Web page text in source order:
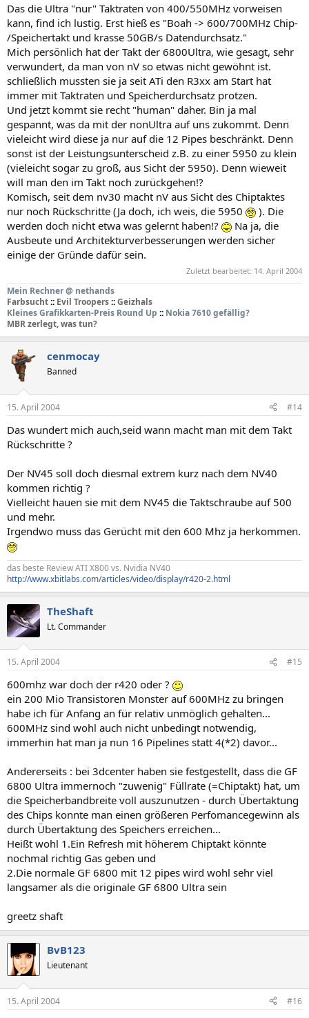
Das die Ultra "nur" Taktraten von 400/550MHz vorweisen
kann, find ich lustig. Erst hieß es "Boah -> 600/700MHz Chip-
/Speichertakt und krasse 50GB/s Datendurchsatz."
Mich persönlich hat der Takt der 6800Ultra, wie gesagt, sehr
verwundert, da man von nV so etwas nicht gewöhnt ist.
schließlich mussten sie ja seit ATi den R3xx am Start hat
immer mit Taktraten und Speicherdurchsatz protzen.
Und jetzt kommt sie recht "human" daher. Bin ja mal
gespannt, was da mit der nonUltra auf uns zukommt. Denn
vieleicht wird diese ja nur auf die 12 Pipes beschränkt. Denn
sonst ist der Leistungsunterscheid z.B. zu einer 5950 zu klein
(vieleicht sogar zu groß, aus Sicht der 5950). Denn wieweit
will man den im Takt noch zurückgehen!?
Komisch, seit dem nv30 macht nV aus Sicht des Chiptaktes
nur noch Rückschritte (Ja doch, ich weis, die 5950
). Die
werden doch nicht etwa was gelernt haben!?
Na ja, die
Ausbeute und Architekturverbesserungen werden sicher
einige der Gründe dafür sein.
Zuletzt bearbeitet: 14. April 2004
Mein Rechner @ nethands
Farbsucht:: Evil Troopers::Geizhals
Kleines Grafikkarten-Preis Round Up :: Nokia 7610 gefällig?
MBR zerlegt, was tun?
cenmocay
Banned
15. April 2004 #14
Das wundert mich auch,seid wann macht man mit dem Takt
Rückschritte ?
Der NV45 soll doch diesmal extrem kurz nach dem NV40
kommen richtig ?
Vielleicht hauen sie mit dem NV45 die Taktschraube auf 500
und mehr.
Irgendwo muss das Gerücht mit den 600 Mhz ja herkommen.
das beste Review ATI X800 vs. Nvidia NV40
http://www.xbitlabs.com/articles/video/display/r420-2.html
TheShaft
Lt. Commander
15. April 2004 #15
600mhz war doch der r420 oder ?
ein 200 Mio Transistoren Monster auf 600MHz zu bringen
habe ich für Anfang an für relativ unmöglich gehalten...
600MHz sind wohl auch nicht unbedingt notwendig,
immerhin hat man ja nun 16 Pipelines statt 4(*2) davor...
Andererseits : bei 3dcenter haben sie festgestellt, dass die GF
6800 Ultra immernoch "zuwenig" Füllrate (=Chiptakt) hat, um
die Speicherbandbreite voll auszunutzen - durch Übertaktung
des Chips konnte man einen größeren Perfomancegewinn als
durch Übertaktung des Speichers erreichen...
Heißt wohl 1.Ein Refresh mit höherem Chiptakt könnte
nochmal richtig Gas geben und
2.Die normale GF 6800 mit 12 pipes wird wohl sehr viel
langsamer als die originale GF 6800 Ultra sein
greetz shaft
BvB123
Lieutenant
15. April 2004 #16